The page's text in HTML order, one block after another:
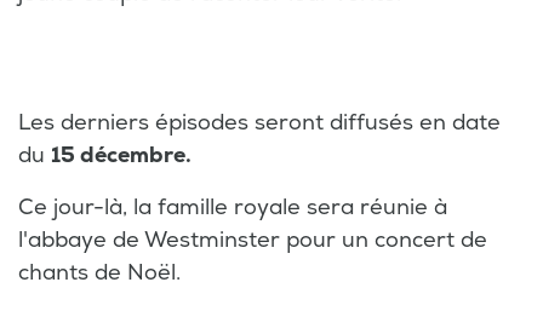
Les derniers épisodes seront diffusés en date
du 15 décembre.
Ce jour-là, la famille royale sera réunie à
l'abbaye de Westminster pour un concert de
chants de Noël.